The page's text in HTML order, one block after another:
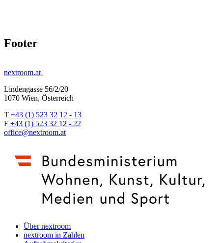
Footer
nextroom.at
Lindengasse 56/2/20
1070 Wien, Österreich
T +43 (1) 523 32 12 - 13
F +43 (1) 523 32 12 - 22
office@nextroom.at
Über nextroom
nextroom in Zahlen